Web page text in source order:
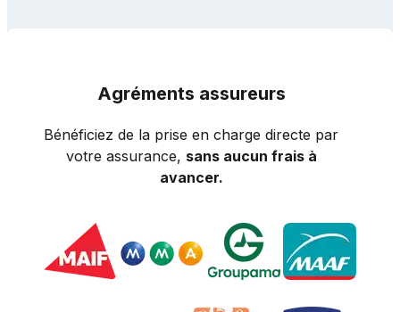
Agréments assureurs
Bénéficiez de la prise en charge directe par
votre assurance, sans aucun frais à
avancer.